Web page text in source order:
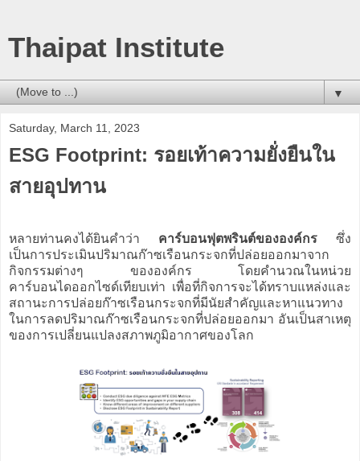
Thaipat Institute
▼
Saturday, March 11, 2023
ESG Footprint: รอยเท้าความยั่งยืนใน
สายอุปทาน
หลายท่านคงได้ยินคำว่า คาร์บอนฟุตพรินต์ขององค์กร ซึ่ง
เป็นการประเมินปริมาณก๊าซเรือนกระจกที่ปล่อยออกมาจาก
กิจกรรมต่างๆ ขององค์กร โดยคำนวณในหน่วย
คาร์บอนไดออกไซด์เทียบเท่า เพื่อที่กิจการจะได้ทราบแหล่งและ
สถานะการปล่อยก๊าซเรือนกระจกที่มีนัยสําคัญและหาแนวทาง
ในการลดปริมาณก๊าซเรือนกระจกที่ปล่อยออกมา อันเป็นสาเหตุ
ของการเปลี่ยนแปลงสภาพภูมิอากาศของโลก